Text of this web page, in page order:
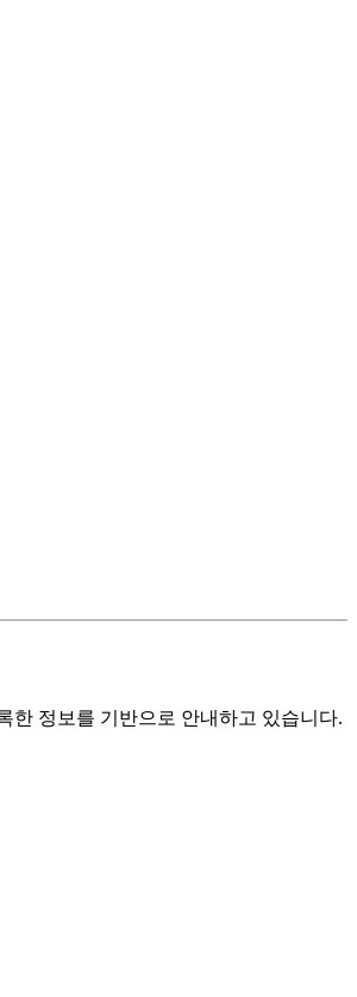
한 정보를 기반으로 안내하고 있습니다.